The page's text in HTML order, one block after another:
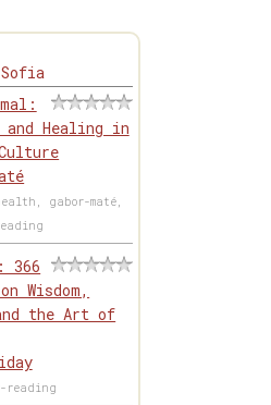
Healing in
gabor-maté,
366
Wisdom,
the Art of
reading